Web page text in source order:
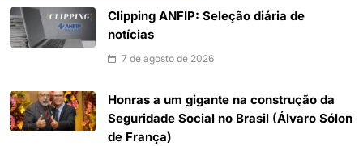
Clipping ANFIP: Seleção diária de
notícias
7 de agosto de 2026
Honras a um gigante na construção da
Seguridade Social no Brasil (Álvaro Sólon
de França)